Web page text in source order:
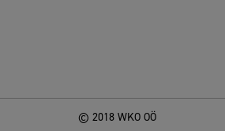
© 2018 WKO OÖ